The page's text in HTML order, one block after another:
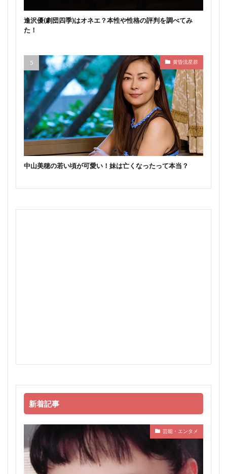
逢沢優(劇団四季)はオネエ？本性や性格の評判を調べてみ
た！
黄昏流星群
中山美穂の若い頃が可愛い！妹は亡くなったって本当？
新着記事
芸能・エンタメ